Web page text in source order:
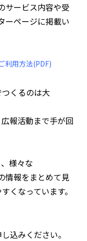
サービス内容や受
ーページに掲載い
利用方法(PDF)
つくるのは大
報活動まで手が回
様々な
情報をまとめて見
くなっています。
込みください。